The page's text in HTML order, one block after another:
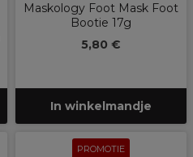
Maskology Foot Mask Foot
Bootie 17g
5,80 €
In winkelmandje
PROMOTIE